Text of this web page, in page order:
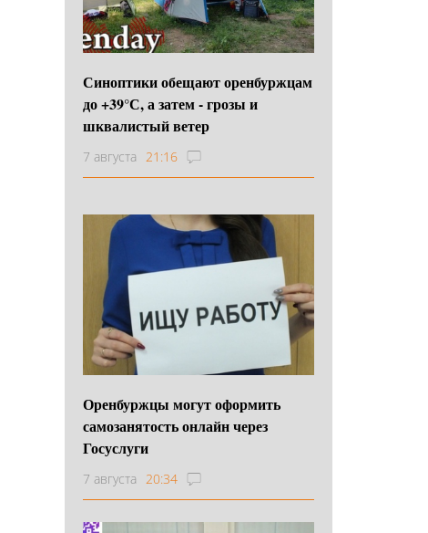
Синоптики обещают оренбуржцам
до +39°С, а затем - грозы и
шквалистый ветер
7 августа 21:16
Оренбуржцы могут оформить
самозанятость онлайн через
Госуслуги
7 августа 20:34